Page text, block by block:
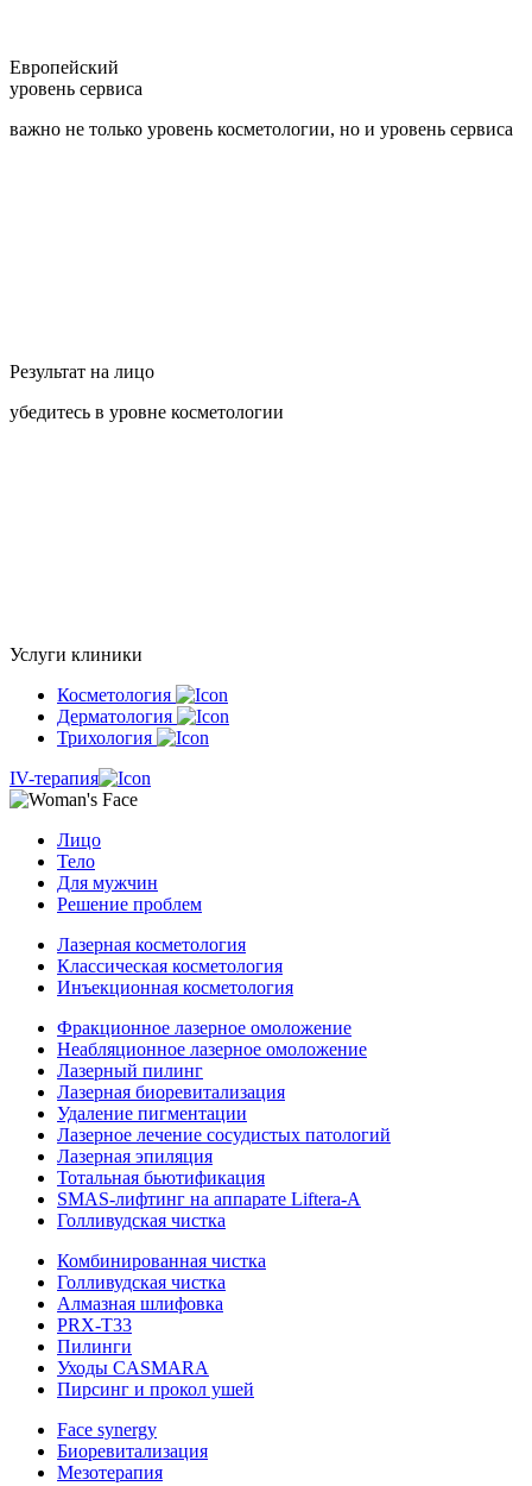
Европейский
уровень сервиса
важно не только уровень косметологии, но и уровень сервиса
Результат на лицо
убедитесь в уровне косметологии
Услуги клиники
Косметология
Дерматология
Трихология
IV-терапия
Лицо
Тело
Для мужчин
Решение проблем
Лазерная косметология
Классическая косметология
Инъекционная косметология
Фракционное лазерное омоложение
Неабляционное лазерное омоложение
Лазерный пилинг
Лазерная биоревитализация
Удаление пигментации
Лазерное лечение сосудистых патологий
Лазерная эпиляция
Тотальная бьютификация
SMAS-лифтинг на аппарате Liftera-A
Голливудская чистка
Комбинированная чистка
Голливудская чистка
Алмазная шлифовка
PRX-T33
Пилинги
Уходы CASMARA
Пирсинг и прокол ушей
Face synergy
Биоревитализация
Мезотерапия